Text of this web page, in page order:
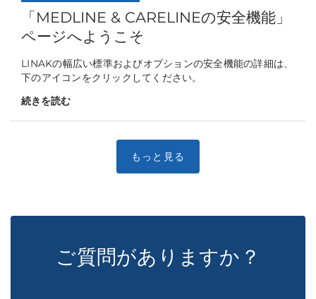
「MEDLINE & CARELINEの安全機能」
ページへようこそ
LINAKの幅広い標準およびオプションの安全機能の詳細は、
下のアイコンをクリックしてください。
続きを読む
ご質問がありますか？